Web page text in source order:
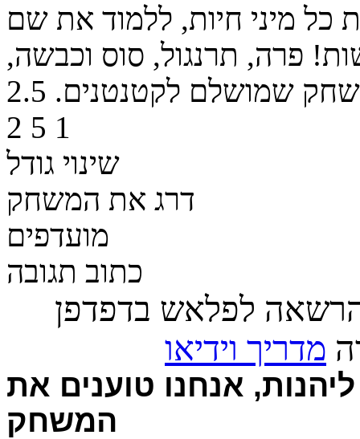
כל מיני חיות, ללמוד את שם
פרה, תרנגול, סוס וכבשה,
שמושלם לקטנטנים. 2.5
2 5 1
שינוי גודל
דרג את המשחק
מועדפים
כתוב תגובה
לפלאש בדפדפן
מדריך וידיאו
אנחנו טוענים את
המשחק